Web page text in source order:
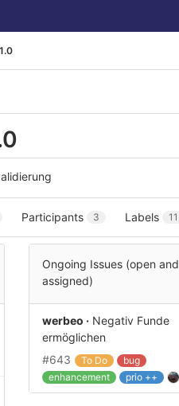
Participants 3 Labels 11
Ongoing Issues (open and
assigned)
werbeo · Negativ Funde
ermöglichen
#643
To Do
bug
enhancement
prio ++